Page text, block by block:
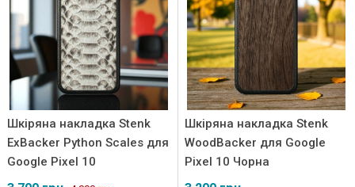
Шкіряна накладка Stenk
ExBacker Python Scales для
Google Pixel 10
Шкіряна накладка Stenk
WoodBacker для Google
Pixel 10 Чорна